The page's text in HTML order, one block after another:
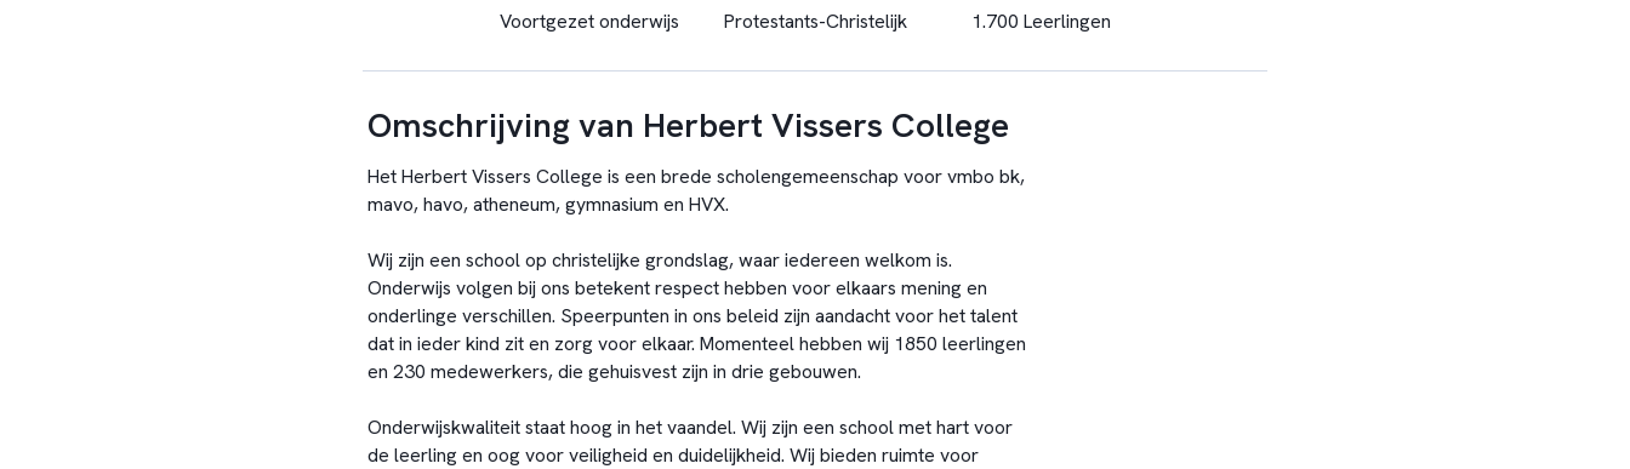
Voortgezet onderwijs Protestants-Christelijk 1.700 Leerlingen
Omschrijving van Herbert Vissers College
Het Herbert Vissers College is een brede scholengemeenschap voor vmbo bk,
mavo, havo, atheneum, gymnasium en HVX.
Wij zijn een school op christelijke grondslag, waar iedereen welkom is.
Onderwijs volgen bij ons betekent respect hebben voor elkaars mening en
onderlinge verschillen. Speerpunten in ons beleid zijn aandacht voor het talent
dat in ieder kind zit en zorg voor elkaar. Momenteel hebben wij 1850 leerlingen
en 230 medewerkers, die gehuisvest zijn in drie gebouwen.
Onderwijskwaliteit staat hoog in het vaandel. Wij zijn een school met hart voor
de leerling en oog voor veiligheid en duidelijkheid. Wij bieden ruimte voor